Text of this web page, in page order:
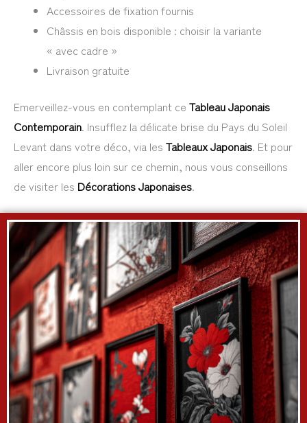
Accessoires de fixation fournis
Châssis en bois disponible : choisir la variante
« avec cadre »
Livraison gratuite
Emerveillez-vous en contemplant ce Tableau Japonais
Contemporain. Insufflez la délicate brise du Pays du Soleil
Levant dans votre déco, via les Tableaux Japonais. Et pour
aller encore plus loin sur ce chemin, nous vous conseillons
de visiter les Décorations Japonaises.